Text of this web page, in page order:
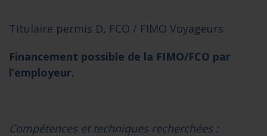
Titulaire permis D, FCO / FIMO Voyageurs .
Financement possible de la FIMO/FCO par
l’employeur.
Compétences et techniques recherchées :